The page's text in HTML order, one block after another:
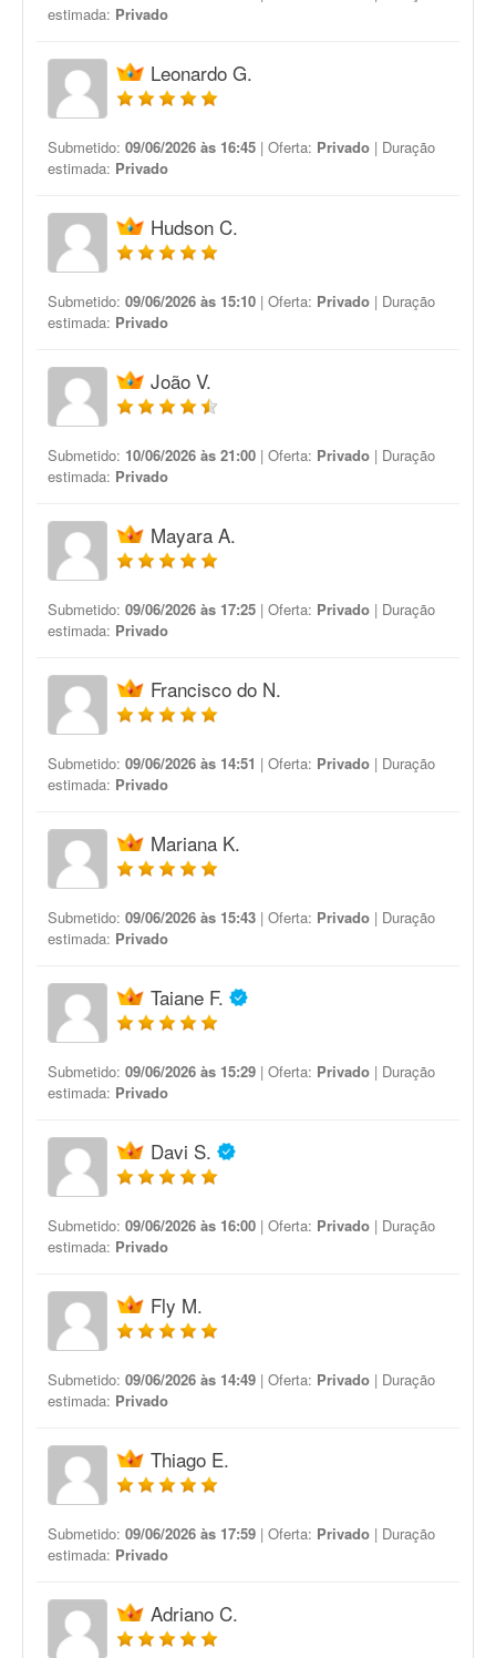
estimada: Privado
Leonardo G.
Submetido: 09/06/2026 às 16:45 | Oferta: Privado | Duração
estimada: Privado
Hudson C.
Submetido: 09/06/2026 às 15:10 | Oferta: Privado | Duração
estimada: Privado
João V.
Submetido: 10/06/2026 às 21:00 | Oferta: Privado | Duração
estimada: Privado
Mayara A.
Submetido: 09/06/2026 às 17:25 | Oferta: Privado | Duração
estimada: Privado
Francisco do N.
Submetido: 09/06/2026 às 14:51 | Oferta: Privado | Duração
estimada: Privado
Mariana K.
Submetido: 09/06/2026 às 15:43 | Oferta: Privado | Duração
estimada: Privado
Taiane F.
Submetido: 09/06/2026 às 15:29 | Oferta: Privado | Duração
estimada: Privado
Davi S.
Submetido: 09/06/2026 às 16:00 | Oferta: Privado | Duração
estimada: Privado
Fly M.
Submetido: 09/06/2026 às 14:49 | Oferta: Privado | Duração
estimada: Privado
Thiago E.
Submetido: 09/06/2026 às 17:59 | Oferta: Privado | Duração
estimada: Privado
Adriano C.